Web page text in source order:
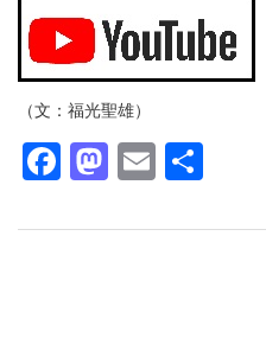
（文：福光聖雄）
Facebook
Mastodon
Email